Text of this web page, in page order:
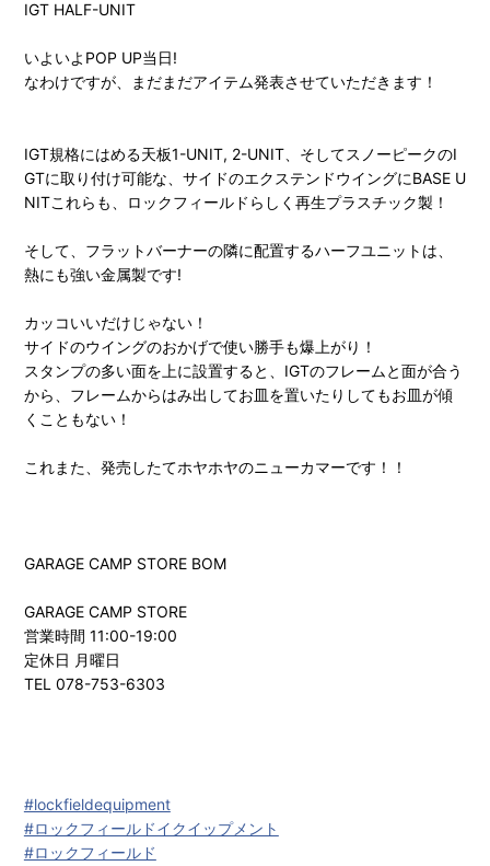
IGT HALF-UNIT
いよいよPOP UP当日!
なわけですが、まだまだアイテム発表させていただきます！
IGT規格にはめる天板1-UNIT, 2-UNIT、そしてスノーピークのI
GTに取り付け可能な、サイドのエクステンドウイングにBASE U
NITこれらも、ロックフィールドらしく再生プラスチック製！
そして、フラットバーナーの隣に配置するハーフユニットは、
熱にも強い金属製です!
カッコいいだけじゃない！
サイドのウイングのおかげで使い勝手も爆上がり！
スタンプの多い面を上に設置すると、IGTのフレームと面が合う
から、フレームからはみ出してお皿を置いたりしてもお皿が傾
くこともない！
これまた、発売したてホヤホヤのニューカマーです！！
GARAGE CAMP STORE BOM
GARAGE CAMP STORE
営業時間 11:00-19:00
定休日 月曜日
TEL 078-753-6303
#lockfieldequipment
#ロックフィールドイクイップメント
#ロックフィールド